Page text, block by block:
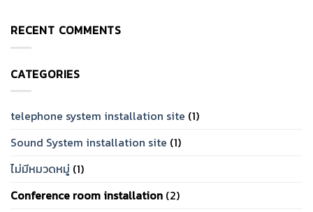
งาน
[2026]
ดี?
แบรนด์
ทน
และ
ถือ
ปี
2026
กล้อง
วงจรปิด
สำหรับ
เท่าไร?
Set
โจทย์
RECENT COMMENTS
CATEGORIES
telephone system installation site (1)
Sound System installation site (1)
ไม่มีหมวดหมู่ (1)
Conference room installation (2)